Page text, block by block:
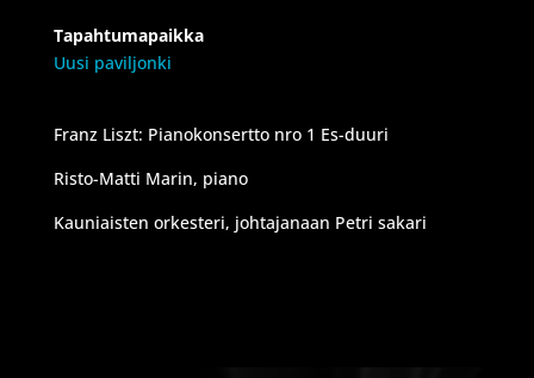
Tapahtumapaikka
Uusi paviljonki
Franz Liszt: Pianokonsertto nro 1 Es-duuri
Risto-Matti Marin, piano
Kauniaisten orkesteri, johtajanaan Petri sakari